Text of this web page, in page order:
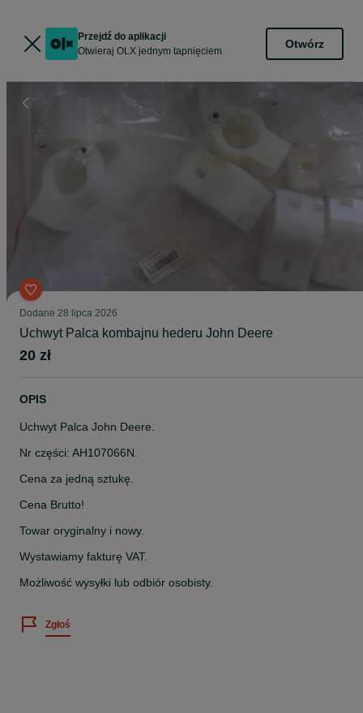
Przejdź do aplikacji
Otwieraj OLX jednym tapnięciem
Otwórz
Dodane 28 lipca 2026
Uchwyt Palca kombajnu hederu John Deere
20 zł
OPIS
Uchwyt Palca John Deere.
Nr części: AH107066N.
Cena za jedną sztukę.
Cena Brutto!
Towar oryginalny i nowy.
Wystawiamy fakturę VAT.
Możliwość wysyłki lub odbiór osobisty.
Zgłoś